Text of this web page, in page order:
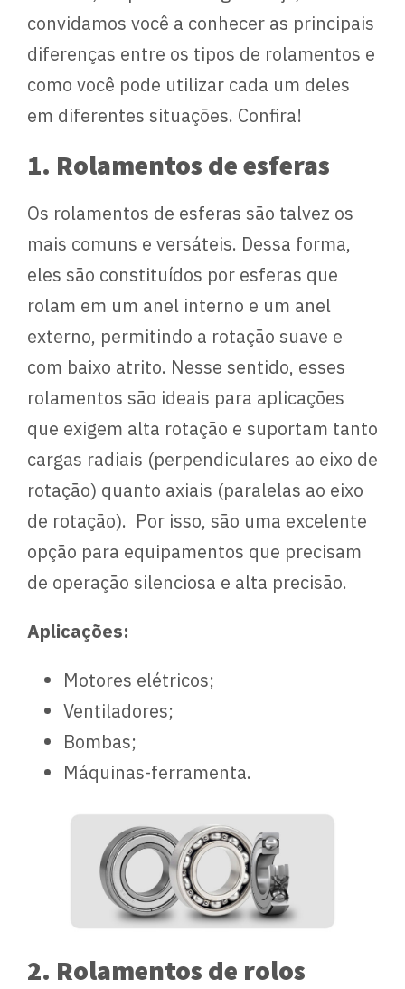
convidamos você a conhecer as principais
diferenças entre os tipos de rolamentos e
como você pode utilizar cada um deles
em diferentes situações. Confira!
1. Rolamentos de esferas
Os rolamentos de esferas são talvez os
mais comuns e versáteis. Dessa forma,
eles são constituídos por esferas que
rolam em um anel interno e um anel
externo, permitindo a rotação suave e
com baixo atrito. Nesse sentido, esses
rolamentos são ideais para aplicações
que exigem alta rotação e suportam tanto
cargas radiais (perpendiculares ao eixo de
rotação) quanto axiais (paralelas ao eixo
de rotação). Por isso, são uma excelente
opção para equipamentos que precisam
de operação silenciosa e alta precisão.
Aplicações:
Motores elétricos;
Ventiladores;
Bombas;
Máquinas-ferramenta.
2. Rolamentos de rolos